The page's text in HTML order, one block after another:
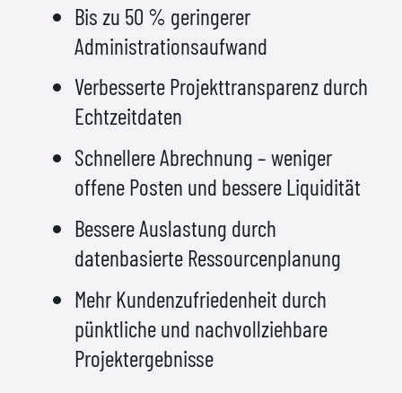
Bis zu 50 % geringerer
Administrationsaufwand
Verbesserte Projekttransparenz durch
Echtzeitdaten
Schnellere Abrechnung – weniger
offene Posten und bessere Liquidität
Bessere Auslastung durch
datenbasierte Ressourcenplanung
Mehr Kundenzufriedenheit durch
pünktliche und nachvollziehbare
Projektergebnisse